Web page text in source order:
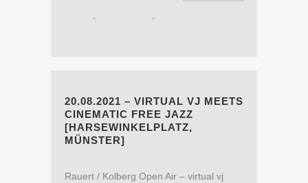
20.08.2021 – VIRTUAL VJ MEETS
CINEMATIC FREE JAZZ
[HARSEWINKELPLATZ,
MÜNSTER]
Rauert / Kolberg Open Air – virtual vj